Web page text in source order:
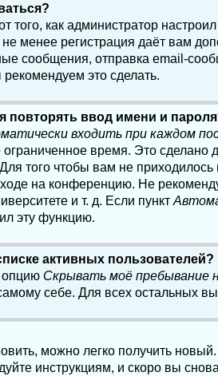
того, как администратор
менее регистрация даёт вам
сообщения, отправка email-
это сделать.
повторять ввод имени и
входить при каждом
время. Это сделано
того чтобы вам не
на конференцию. Не
и т. д. Если пункт
эту функцию.
активных пользователей?
опцию Скрывать моё пребывание
себе. Для всех остальных
можно легко получить
инструкциям, и скоро вы